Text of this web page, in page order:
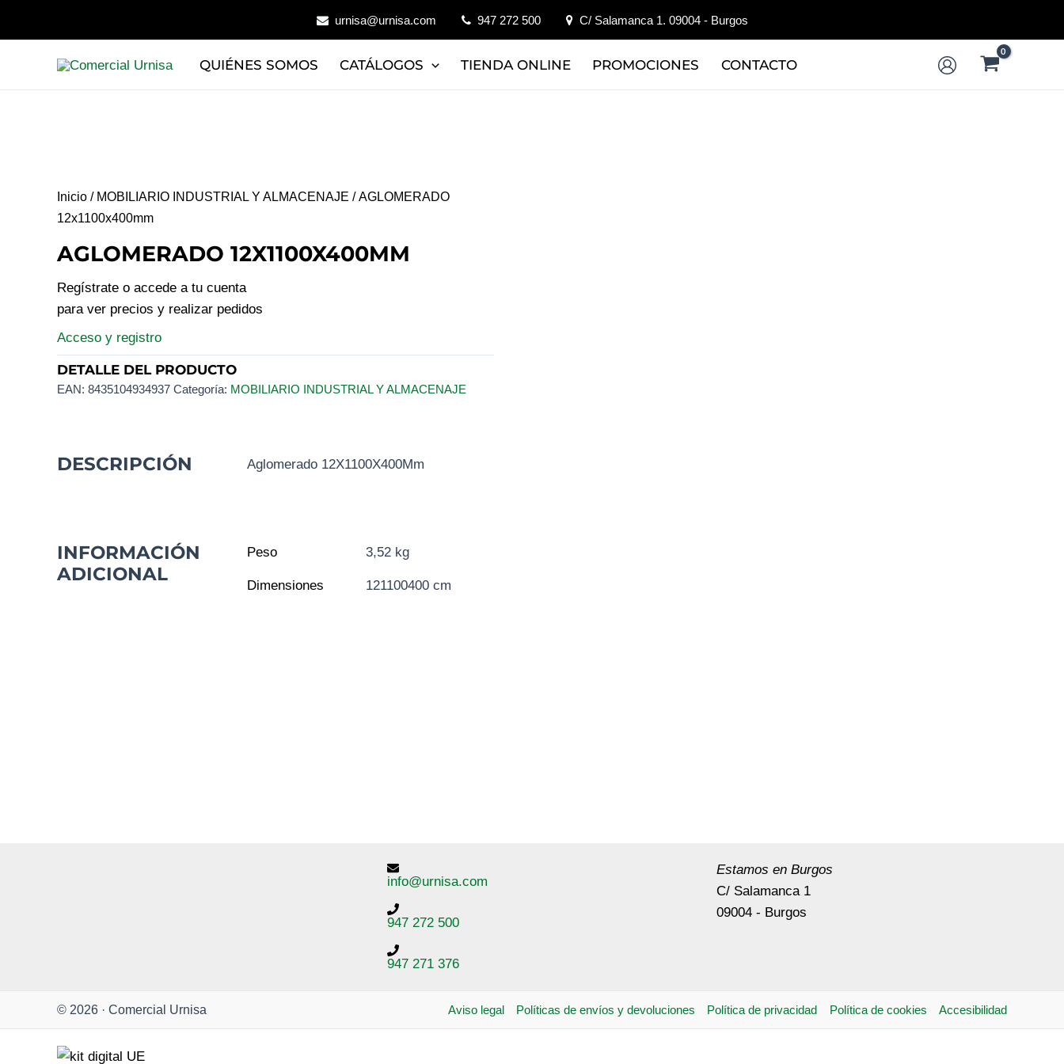
urnisa@urnisa.com 947 272 500 C/ Salamanca 1. 09004 - Burgos
QUIÉNES SOMOS CATÁLOGOS TIENDA ONLINE PROMOCIONES CONTACTO
Inicio / MOBILIARIO INDUSTRIAL Y ALMACENAJE / AGLOMERADO
12x1100x400mm
AGLOMERADO 12X1100X400MM
Regístrate o accede a tu cuenta
para ver precios y realizar pedidos
Acceso y registro
DETALLE DEL PRODUCTO
EAN: 8435104934937 Categoría: MOBILIARIO INDUSTRIAL Y ALMACENAJE
DESCRIPCIÓN Aglomerado 12X1100X400Mm
INFORMACIÓN
ADICIONAL
Peso 3,52 kg
Dimensiones 121100400 cm
info@urnisa.com
947 272 500
947 271 376
Estamos en Burgos
C/ Salamanca 1
09004 - Burgos
© 2026 · Comercial Urnisa Aviso legal Políticas de envíos y devoluciones Política de privacidad Política de cookies Accesibilidad